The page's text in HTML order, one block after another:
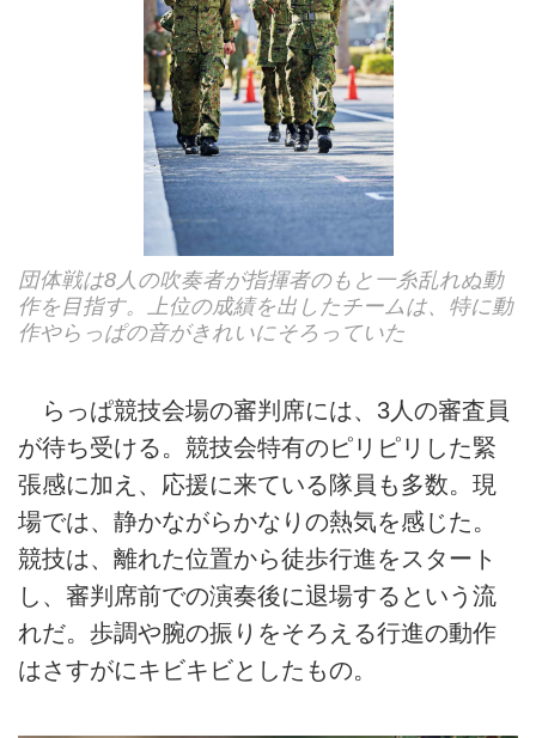
団体戦は8人の吹奏者が指揮者のもと一糸乱れぬ動
作を目指す。上位の成績を出したチームは、特に動
作やらっぱの音がきれいにそろっていた
らっぱ競技会場の審判席には、3人の審査員
が待ち受ける。競技会特有のピリピリした緊
張感に加え、応援に来ている隊員も多数。現
場では、静かながらかなりの熱気を感じた。
競技は、離れた位置から徒歩行進をスタート
し、審判席前での演奏後に退場するという流
れだ。歩調や腕の振りをそろえる行進の動作
はさすがにキビキビとしたもの。